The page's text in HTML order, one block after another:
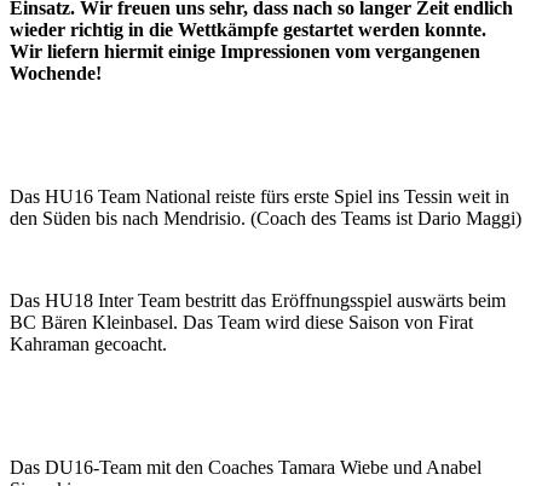
Einsatz. Wir freuen uns sehr, dass nach so langer Zeit endlich
wieder richtig in die Wettkämpfe gestartet werden konnte.
Wir liefern hiermit einige Impressionen vom vergangenen
Wochende!
Das HU16 Team National reiste fürs erste Spiel ins Tessin weit in
den Süden bis nach Mendrisio. (Coach des Teams ist Dario Maggi)
Das HU18 Inter Team bestritt das Eröffnungsspiel auswärts beim
BC Bären Kleinbasel. Das Team wird diese Saison von Firat
Kahraman gecoacht.
Das DU16-Team mit den Coaches Tamara Wiebe und Anabel